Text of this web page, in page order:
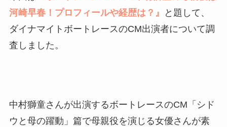
河崎早春！プロフィールや経歴は？』
と題して、
ダイナマイトボートレースのCM出演者について調
査しました。
中村獅童さんが出演するボートレースのCM「シド
ウと母の躍動」篇で母親役を演じる女優さんが素